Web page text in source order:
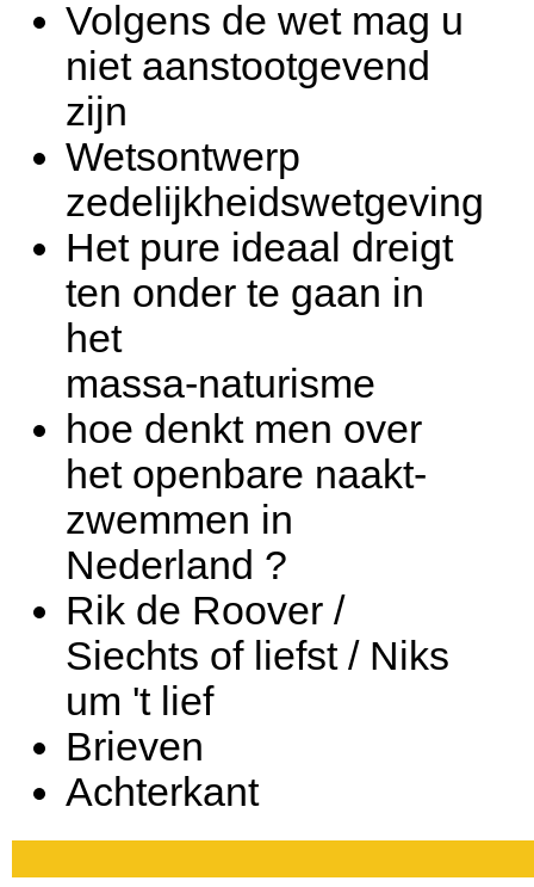
Volgens de wet mag u
niet aanstootgevend
zijn
Wetsontwerp
zedelijkheidswetgeving
Het pure ideaal dreigt
ten onder te gaan in
het
massa-naturisme
hoe denkt men over
het openbare naakt-
zwemmen in
Nederland ?
Rik de Roover /
Siechts of liefst / Niks
um 't lief
Brieven
Achterkant